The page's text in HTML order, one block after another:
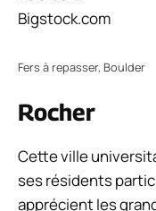
Bigstock.com
Fers à repasser, Boulder
Rocher
Cette ville
ses résidents
apprécient les